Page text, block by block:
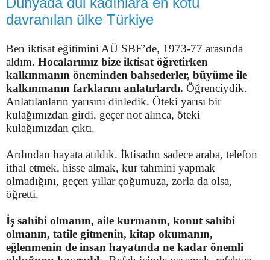
davranılan ülke Türkiye
Ben iktisat eğitimini AÜ SBF’de, 1973-77 arasında
aldım. Hocalarımız bize iktisat öğretirken
kalkınmanın öneminden bahsederler, büyüme ile
kalkınmanın farklarını anlatırlardı. Öğrenciydik.
Anlatılanların yarısını dinledik. Öteki yarısı bir
kulağımızdan girdi, geçer not alınca, öteki
kulağımızdan çıktı.
Ardından hayata atıldık. İktisadın sadece araba, telefon
ithal etmek, hisse almak, kur tahmini yapmak
olmadığını, geçen yıllar çoğumuza, zorla da olsa,
öğretti.
İş sahibi olmanın, aile kurmanın, konut sahibi
olmanın, tatile gitmenin, kitap okumanın,
eğlenmenin de insan hayatında ne kadar önemli